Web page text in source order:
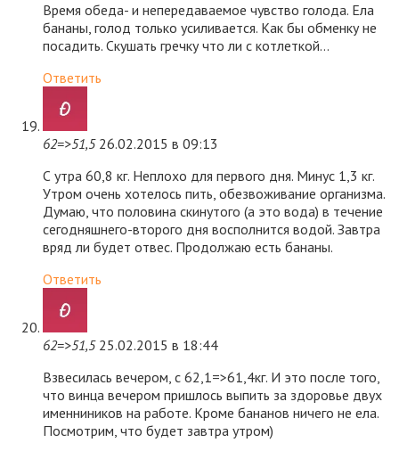
Время обеда- и непередаваемое чувство голода. Ела
бананы, голод только усиливается. Как бы обменку не
посадить. Скушать гречку что ли с котлеткой…
Ответить
62=>51,5 26.02.2015 в 09:13
С утра 60,8 кг. Неплохо для первого дня. Минус 1,3 кг.
Утром очень хотелось пить, обезвоживание организма.
Думаю, что половина скинутого (а это вода) в течение
сегодняшнего-второго дня восполнится водой. Завтра
вряд ли будет отвес. Продолжаю есть бананы.
Ответить
62=>51,5 25.02.2015 в 18:44
Взвесилась вечером, с 62,1=>61,4кг. И это после того,
что винца вечером пришлось выпить за здоровье двух
именниников на работе. Кроме бананов ничего не ела.
Посмотрим, что будет завтра утром)